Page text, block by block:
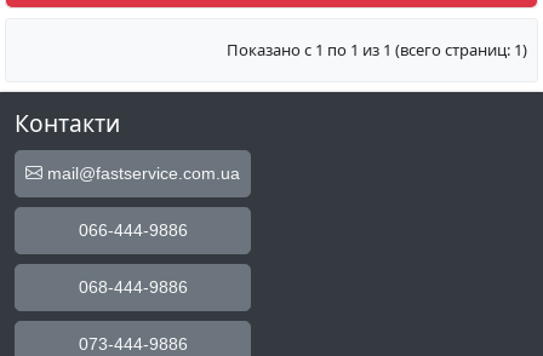
Показано с 1 по 1 из 1 (всего страниц: 1)
Контакти
mail@fastservice.com.ua
066-444-9886
068-444-9886
073-444-9886